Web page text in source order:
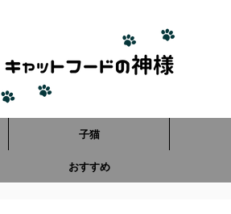
子猫
おすすめ